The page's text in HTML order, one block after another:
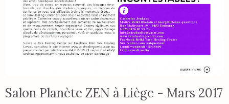
Salon Planète ZEN à Liège - Mars 2017